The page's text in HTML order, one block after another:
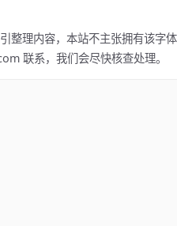
整理内容，本站不主张拥有该
联系，我们会尽快核查处理。